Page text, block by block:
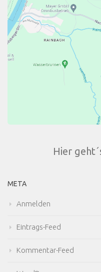
Hier
META
Anmelden
Eintrags-Feed
Kommentar-Feed